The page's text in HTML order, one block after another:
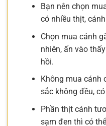
Bạn nên chọn
có nhiều thịt,
Chọn mua cánh
nhiên, ấn vào
hồi.
Không mua cánh
sắc không đều,
Phần thịt cánh
sạm đen thì có